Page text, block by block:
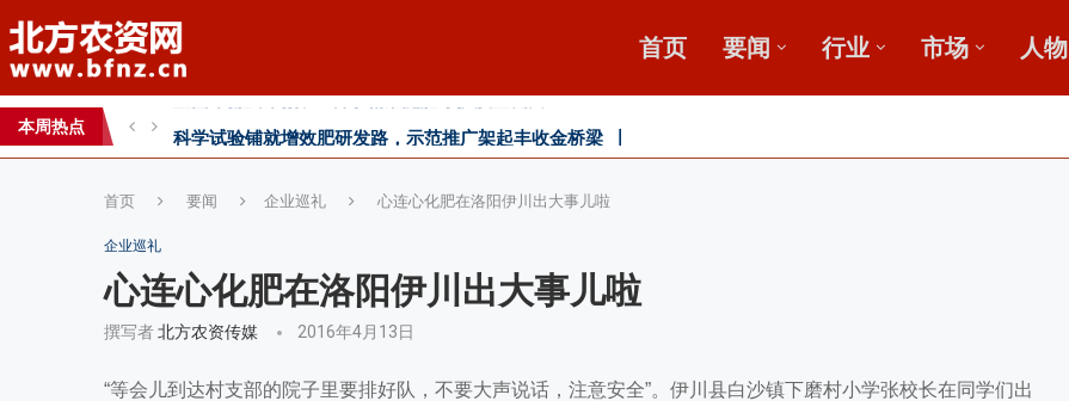
首页 要闻 行业 市场 人物
本周热点
心连心助力黄淮海小麦水肥一体化技术落地推广
首页 要闻 企业巡礼 心连心化肥在洛阳伊川出大事儿啦
企业巡礼
心连心化肥在洛阳伊川出大事儿啦
撰写者北方农资传媒 2016年4月13日
“等会儿到达村支部的院子里要排好队，不要大声说话，注意安全”。伊川县白沙镇下磨村小学张校长在同学们出